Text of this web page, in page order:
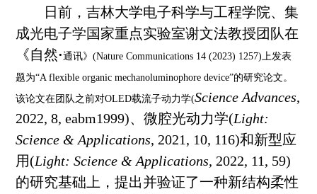
日前，吉林大学电子科学与工程学院、集
成光电子学国家重点实验室谢文法教授团队在
《自然·通讯》(Nature Communications 14 (2023) 1257)上发表
题为“A flexible organic mechanoluminophore device”的研究论文。
该论文在团队之前对OLED载流子动力学(Science Advances,
2022, 8, eabm1999)、微腔光动力学(Light:
Science & Applications, 2021, 10, 116)和新型应
用(Light: Science & Applications, 2022, 11, 59)
的研究基础上，提出并验证了一种新结构柔性